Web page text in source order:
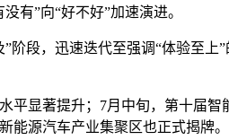
有”向“好不好”加速演进。
阶段，迅速迭代至强调“体验至
显著提升；7月中旬，第十届
源汽车产业集聚区也正式揭牌